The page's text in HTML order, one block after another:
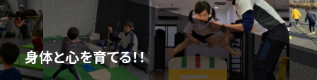
身体と心を育てる！！